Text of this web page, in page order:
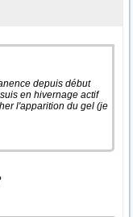
depuis début
en hivernage actif
l'apparition du gel (je